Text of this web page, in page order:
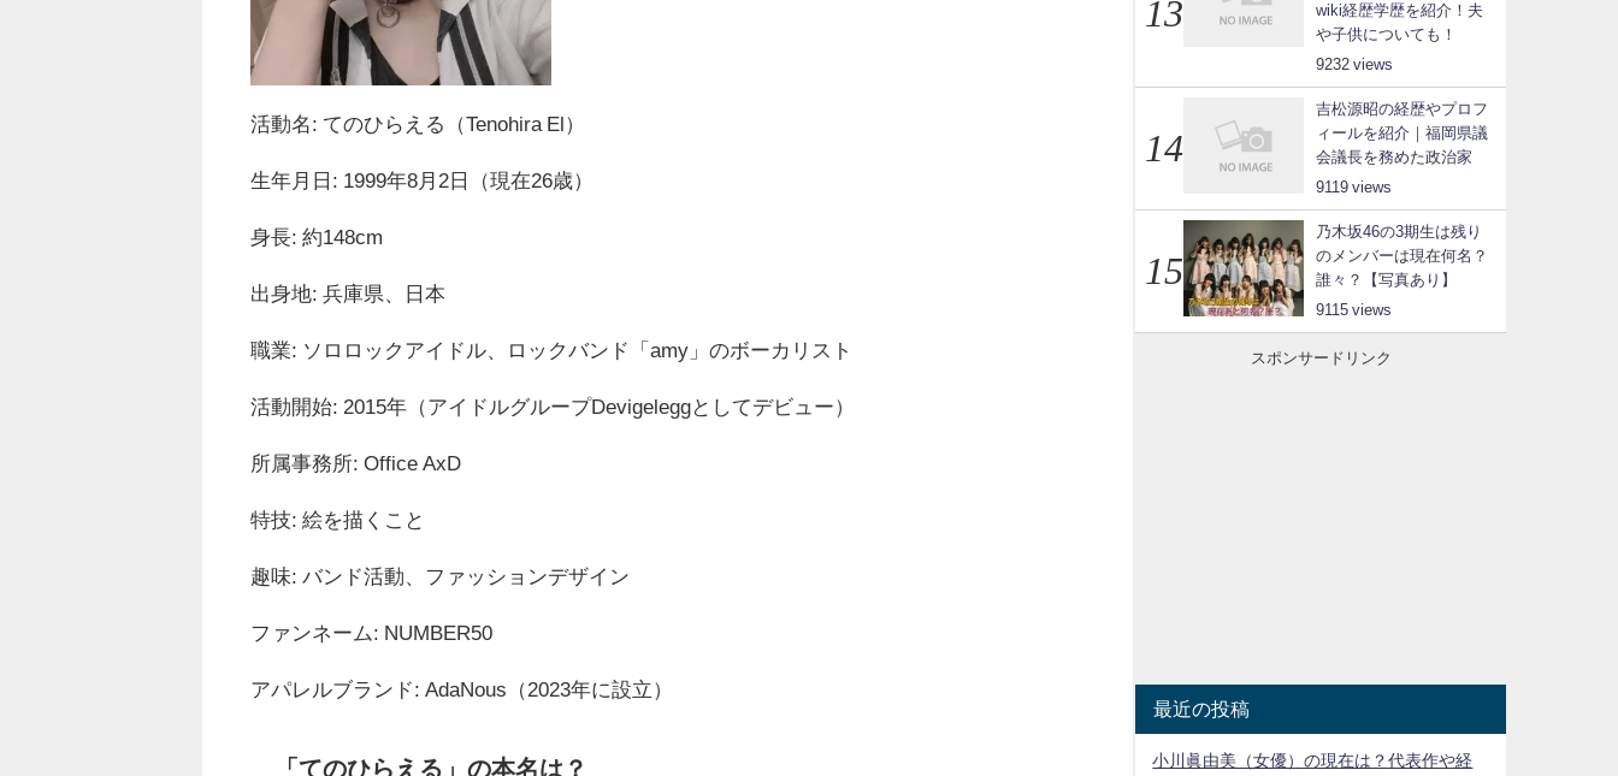
活動名: てのひらえる（Tenohira El）
生年月日: 1999年8月2日（現在26歳）
身長: 約148cm
出身地: 兵庫県、日本
職業: ソロロックアイドル、ロックバンド「amy」のボーカリスト
活動開始: 2015年（アイドルグループDevigeleggとしてデビュー）
所属事務所: Office AxD
特技: 絵を描くこと
趣味: バンド活動、ファッションデザイン
ファンネーム: NUMBER50
アパレルブランド: AdaNous（2023年に設立）
「てのひらえる」の本名は？
wiki経歴学歴を紹介！夫
や子供についても！
9232
吉松源昭の経歴やプロフ
ィールを紹介｜福岡県議
会議長を務めた政治家
9119
乃木坂46の3期生は残り
のメンバーは現在何名？
誰々？【写真あり】
9115
スポンサードリンク
最近の投稿
小川眞由美（女優）の現在は？代表作や経